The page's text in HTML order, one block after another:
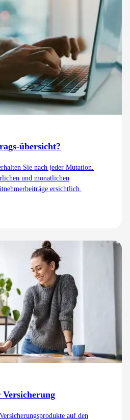
übersicht?
Sie nach jeder Mutation.
und monatlichen
ersichtlich.
auf den